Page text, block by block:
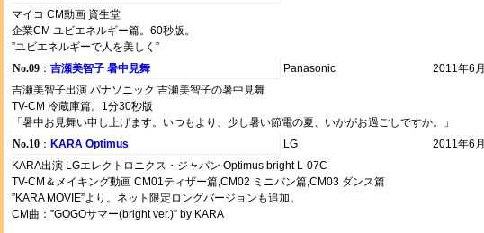
マイコ CM動画 資生堂
企業CM ユビエネルギー篇。60秒版。
”ユビエネルギーで人を美しく”
No.09 ： 吉瀬美智子 暑中見舞 Panasonic
2011年6月
吉瀬美智子出演 パナソニック 吉瀬美智子の暑中見舞
TV-CM 冷蔵庫篇。1分30秒版
「暑中お見舞い申し上げます。いつもより、少し暑い節電の夏、いかがお過ごしですか。」
No.10 ： KARA Optimus LG
2011年6月
KARA出演 LGエレクトロニクス・ジャパン Optimus bright L-07C
TV-CM＆メイキング動画 CM01ティザー篇,CM02 ミニバン篇,CM03 ダンス篇
”KARA MOVIE”より。ネット限定ロングバージョンも追加。
CM曲：”GOGOサマー(bright ver.)” by KARA